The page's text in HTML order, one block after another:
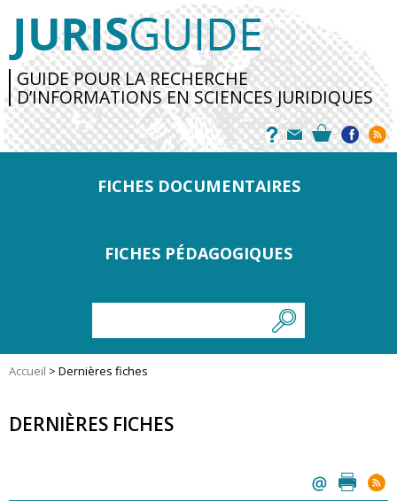
GUIDE POUR LA RECHERCHE
D’INFORMATIONS EN SCIENCES JURIDIQUES
FICHES DOCUMENTAIRES
FICHES PÉDAGOGIQUES
Accueil > Dernières fiches
DERNIÈRES FICHES